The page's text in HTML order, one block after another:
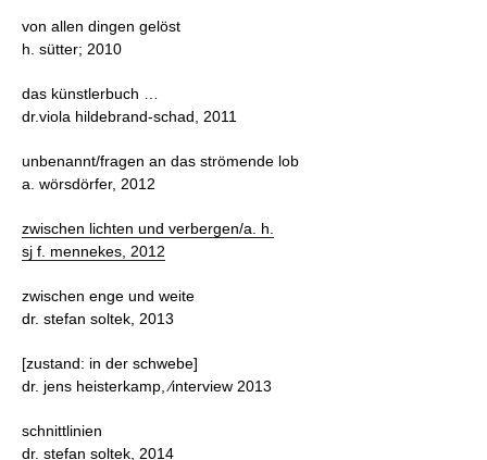
von allen dingen gelöst
h. sütter; 2010
das künstlerbuch …
dr.viola hildebrand-schad, 2011
unbenannt/fragen an das strömende lob
a. wörsdörfer, 2012
zwischen lichten und verbergen/a. h.
sj f. mennekes, 2012
zwischen enge und weite
dr. stefan soltek, 2013
[zustand: in der schwebe]
dr. jens heisterkamp, ⁄interview 2013
schnittlinien
dr. stefan soltek, 2014